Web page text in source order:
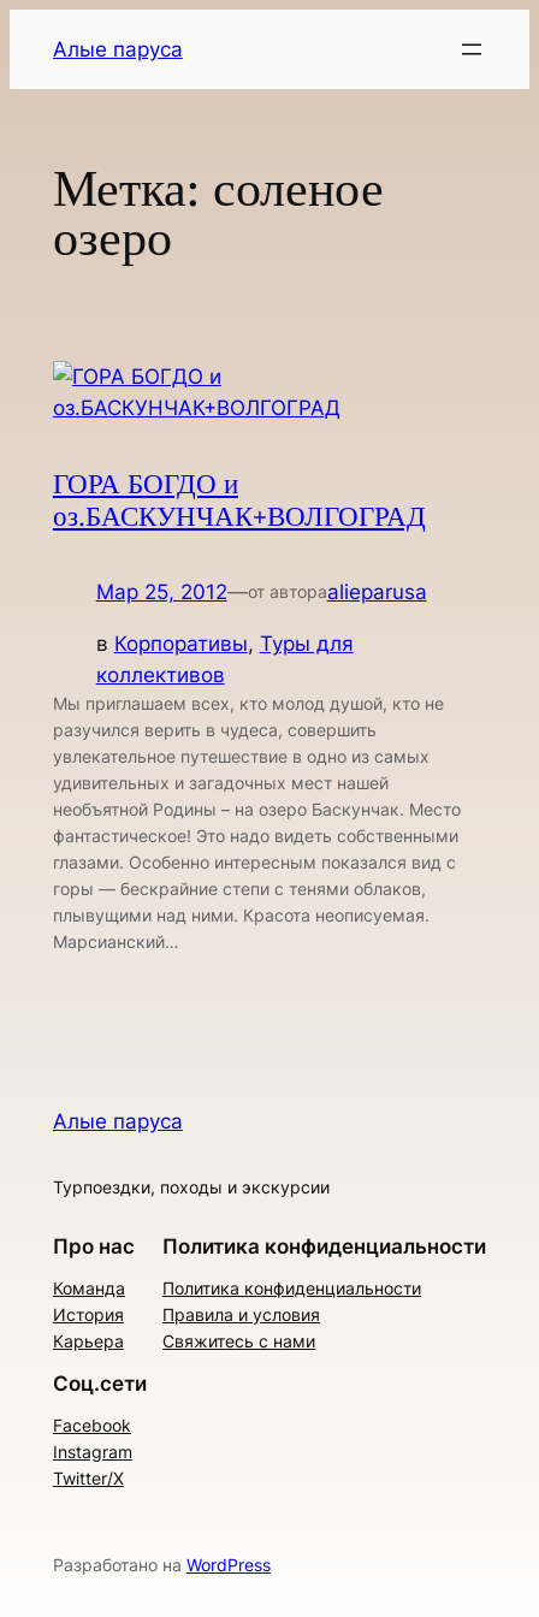
содержимому
Алые паруса
Метка: соленое
озеро
ГОРА БОГДО и
оз.БАСКУНЧАК+ВОЛГОГРАД
Мар 25, 2012—от автораalieparusa
в Корпоративы, Туры для
коллективов
Мы приглашаем всех, кто молод душой, кто не
разучился верить в чудеса, совершить
увлекательное путешествие в одно из самых
удивительных и загадочных мест нашей
необъятной Родины – на озеро Баскунчак. Место
фантастическое! Это надо видеть собственными
глазами. Особенно интересным показался вид с
горы — бескрайние степи с тенями облаков,
плывущими над ними. Красота неописуемая.
Марсианский…
Алые паруса
Турпоездки, походы и экскурсии
Про нас
Команда
История
Карьера
Политика конфиденциальности
Политика конфиденциальности
Правила и условия
Свяжитесь с нами
Соц.сети
Facebook
Instagram
Twitter/X
Разработано на WordPress